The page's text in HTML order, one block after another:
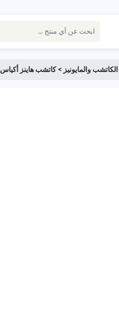
الكاتشب والمايونيز >كاتشب هاينز أكياس